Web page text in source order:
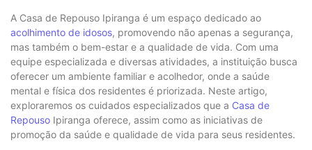
A Casa de Repouso Ipiranga é um espaço dedicado ao
acolhimento de idosos, promovendo não apenas a segurança,
mas também o bem-estar e a qualidade de vida. Com uma
equipe especializada e diversas atividades, a instituição busca
oferecer um ambiente familiar e acolhedor, onde a saúde
mental e física dos residentes é priorizada. Neste artigo,
exploraremos os cuidados especializados que a Casa de
Repouso Ipiranga oferece, assim como as iniciativas de
promoção da saúde e qualidade de vida para seus residentes.